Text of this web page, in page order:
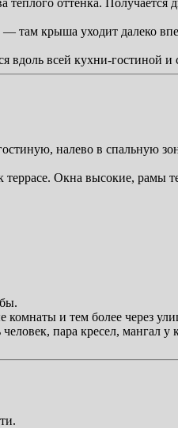
оттенка. Получается
там крыша уходит далеко
всей кухни-гостиной и
налево в спальную
Окна высокие, рамы
и тем более через
пара кресел, мангал у